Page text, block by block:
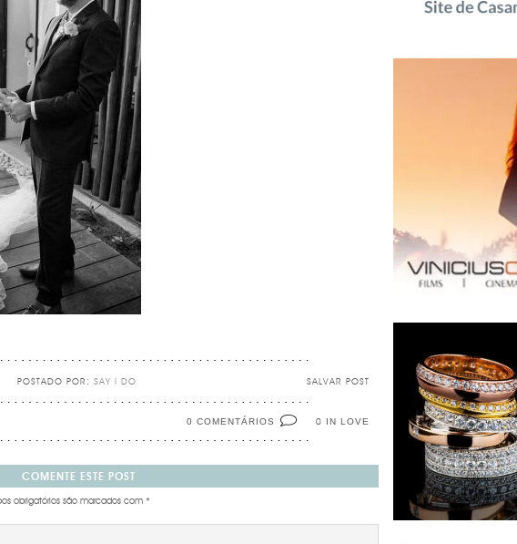
SALVAR POST
POSTADO POR: SAY I DO
0 IN LOVE
0 COMENTÁRIOS
COMENTE ESTE POST
obrigatórios são marcados com *